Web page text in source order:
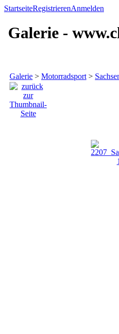
StartseiteRegistrierenAnmelden
Galerie -
Galerie > Motorradsport >